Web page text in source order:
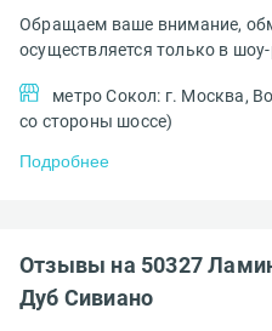
Обращаем ваше внимание,
осуществляется только в
метро Сокол: г. Москва,
со стороны шоссе)
Подробнее
Отзывы на 50327
Дуб Сивиано